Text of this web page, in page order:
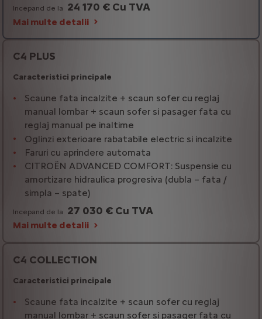
Incepand de la 24 170 € Cu TVA
Mai multe detalii
C4 PLUS
Caracteristici principale
Scaune fata incalzite + scaun sofer cu reglaj
manual lombar + scaun sofer si pasager fata cu
reglaj manual pe inaltime
Oglinzi exterioare rabatabile electric si incalzite
Faruri cu aprindere automata
CITROËN ADVANCED COMFORT: Suspensie cu
amortizare hidraulica progresiva (dubla – fata /
simpla – spate)
Incepand de la 27 030 € Cu TVA
Mai multe detalii
C4 COLLECTION
Caracteristici principale
Scaune fata incalzite + scaun sofer cu reglaj
manual lombar + scaun sofer si pasager fata cu